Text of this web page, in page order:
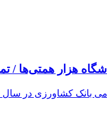
هزار همتی‌ها /